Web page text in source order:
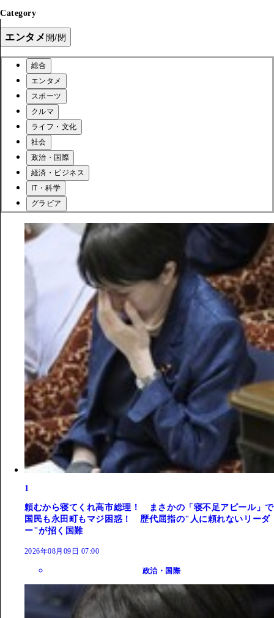
Category
エンタメ 開/閉
総合
エンタメ
スポーツ
クルマ
ライフ・文化
社会
政治・国際
経済・ビジネス
IT・科学
グラビア
1
頼むから寝てくれ高市総理！ まさかの「寝不足アピール」で
国民も永田町もマジ困惑！ 歴代屈指の"人に頼れないリーダ
ー"が招く国難
2026年08月09日 07:00
政治・国際